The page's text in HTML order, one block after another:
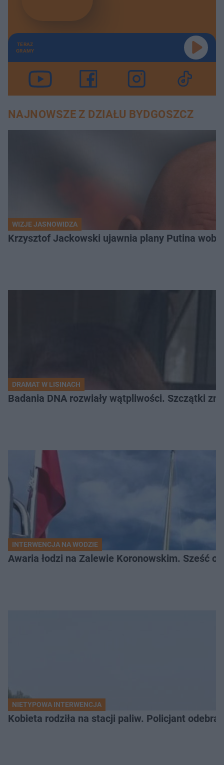
TERAZ
GRAMY
NAJNOWSZE Z DZIAŁU BYDGOSZCZ
WIZJE JASNOWIDZA
Krzysztof Jackowski ujawnia plany Putina
DRAMAT W LISINACH
Badania DNA rozwiały wątpliwości. Szczątki
INTERWENCJA NA WODZIE
Awaria łodzi na Zalewie Koronowskim. Sześć
NIETYPOWA INTERWENCJA
Kobieta rodziła na stacji paliw. Policjant